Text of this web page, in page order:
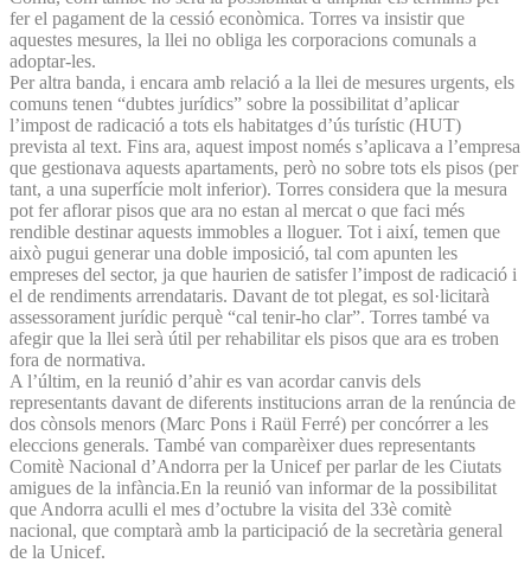
fer el pagament de la cessió econòmica. Torres va insistir que
aquestes mesures, la llei no obliga les corporacions comunals a
adoptar-les.
Per altra banda, i encara amb relació a la llei de mesures urgents, els
comuns tenen “dubtes jurídics” sobre la possibilitat d’aplicar
l’impost de radicació a tots els habitatges d’ús turístic (HUT)
prevista al text. Fins ara, aquest impost només s’aplicava a l’empresa
que gestionava aquests apartaments, però no sobre tots els pisos (per
tant, a una superfície molt inferior). Torres considera que la mesura
pot fer aflorar pisos que ara no estan al mercat o que faci més
rendible destinar aquests immobles a lloguer. Tot i així, temen que
això pugui generar una doble imposició, tal com apunten les
empreses del sector, ja que haurien de satisfer l’impost de radicació i
el de rendiments arrendataris. Davant de tot plegat, es sol·licitarà
assessorament jurídic perquè “cal tenir-ho clar”. Torres també va
afegir que la llei serà útil per rehabilitar els pisos que ara es troben
fora de normativa.
A l’últim, en la reunió d’ahir es van acordar canvis dels
representants davant de diferents institucions arran de la renúncia de
dos cònsols menors (Marc Pons i Raül Ferré) per concórrer a les
eleccions generals. També van comparèixer dues representants
Comitè Nacional d’Andorra per la Unicef per parlar de les Ciutats
amigues de la infància.En la reunió van informar de la possibilitat
que Andorra aculli el mes d’octubre la visita del 33è comitè
nacional, que comptarà amb la participació de la secretària general
de la Unicef.